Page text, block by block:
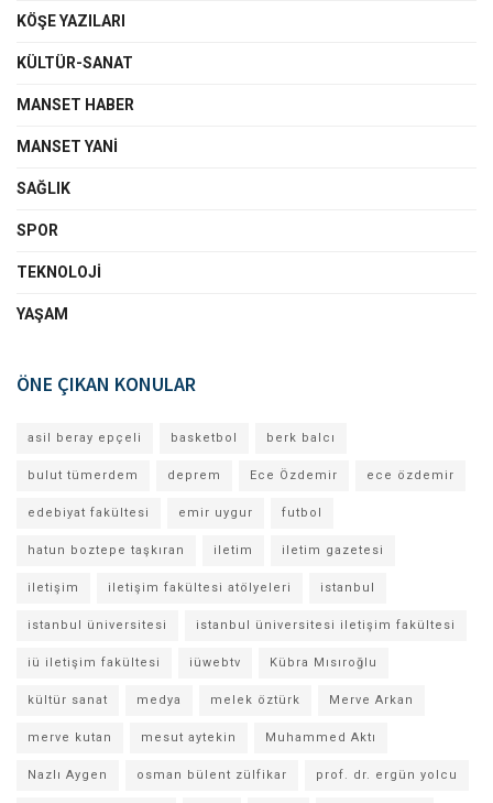
KÖŞE YAZILARI
KÜLTÜR-SANAT
MANSET HABER
MANSET YANI
SAĞLIK
SPOR
TEKNOLOJI
YAŞAM
ÖNE ÇIKAN KONULAR
asil beray epçeli basketbol berk balcı
bulut tümerdem deprem Ece Özdemir ece özdemir
edebiyat fakültesi emir uygur futbol
hatun boztepe taşkıran iletim iletim gazetesi
iletişim iletişim fakültesi atölyeleri istanbul
istanbul üniversitesi istanbul üniversitesi iletişim fakültesi
iü iletişim fakültesi iüwebtv Kübra Mısıroğlu
kültür sanat medya melek öztürk Merve Arkan
merve kutan mesut aytekin Muhammed Aktı
Nazlı Aygen osman bülent zülfikar prof. dr. ergün yolcu